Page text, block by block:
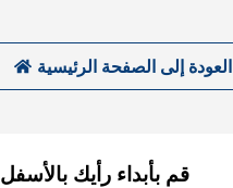
العودة إلى الصفحة الرئيسية
قم بأبداء رأيك بالأسفل